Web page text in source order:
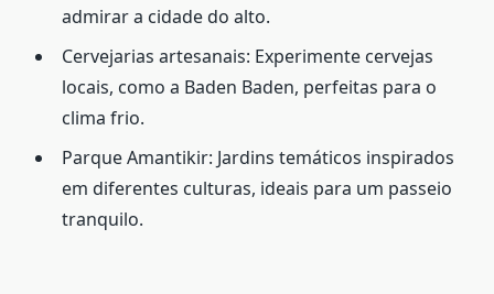
admirar a cidade do alto.
Cervejarias artesanais: Experimente cervejas
locais, como a Baden Baden, perfeitas para o
clima frio.
Parque Amantikir: Jardins temáticos inspirados
em diferentes culturas, ideais para um passeio
tranquilo.